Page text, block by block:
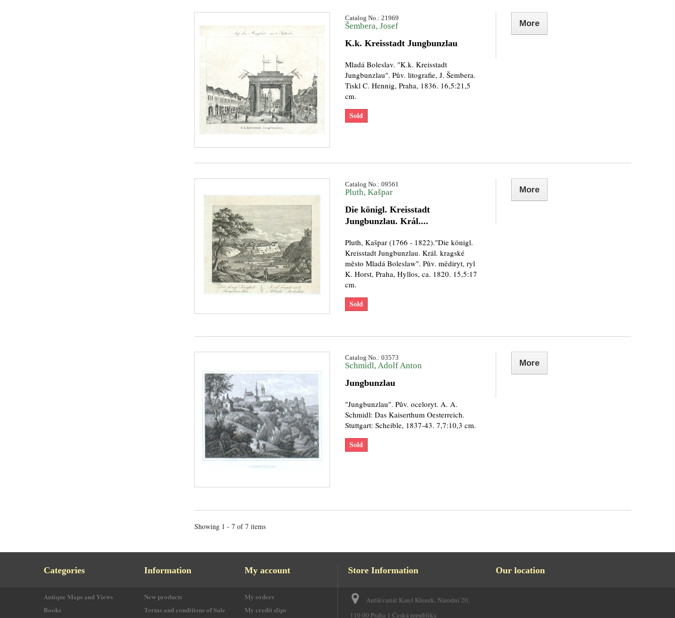
Catalog No.: 21969
Šembera, Josef
K.k. Kreisstadt Jungbunzlau
Mladá Boleslav. "K.k. Kreisstadt
Jungbunzlau". Pův. litografie, J. Šembera.
Tiskl C. Hennig, Praha, 1836. 16,5:21,5
cm.
Sold
More
Catalog No.: 09561
Pluth, Kašpar
Die königl. Kreisstadt
Jungbunzlau. Král....
Pluth, Kašpar (1766 - 1822)."Die königl.
Kreisstadt Jungbunzlau. Král. kragské
město Mladá Boleslaw". Pův. mědiryt, ryl
K. Horst, Praha, Hyllos, ca. 1820. 15,5:17
cm.
Sold
More
Catalog No.: 03573
Schmidl, Adolf Anton
Jungbunzlau
"Jungbunzlau". Pův. oceloryt. A. A.
Schmidl: Das Kaiserthum Oesterreich.
Stuttgart: Scheible, 1837-43. 7,7:10,3 cm.
Sold
More
Showing 1 - 7 of 7 items
Categories
Antique Maps and Views
Books
Information
New products
Terms and conditions of Sale
My account
My orders
My credit slips
Store Information
Antikvariát Karel Křenek, Národní 20,
110 00 Praha 1 Česká republika
Our location